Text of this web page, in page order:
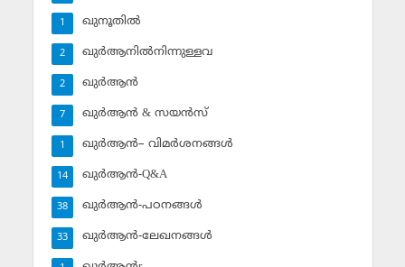
ഖുനൂതില്‍
1
ഖുര്‍ആനില്‍നിന്നുള്ളവ
2
ഖുര്‍ആന്‍
2
ഖുര്‍ആന്‍ & സയന്‍സ്‌
7
ഖുര്‍ആന്‍– വിമര്‍ശനങ്ങള്‍
1
ഖുര്‍ആന്‍-Q&A
14
ഖുര്‍ആന്‍-പഠനങ്ങള്‍
38
ഖുര്‍ആന്‍-ലേഖനങ്ങള്‍
33